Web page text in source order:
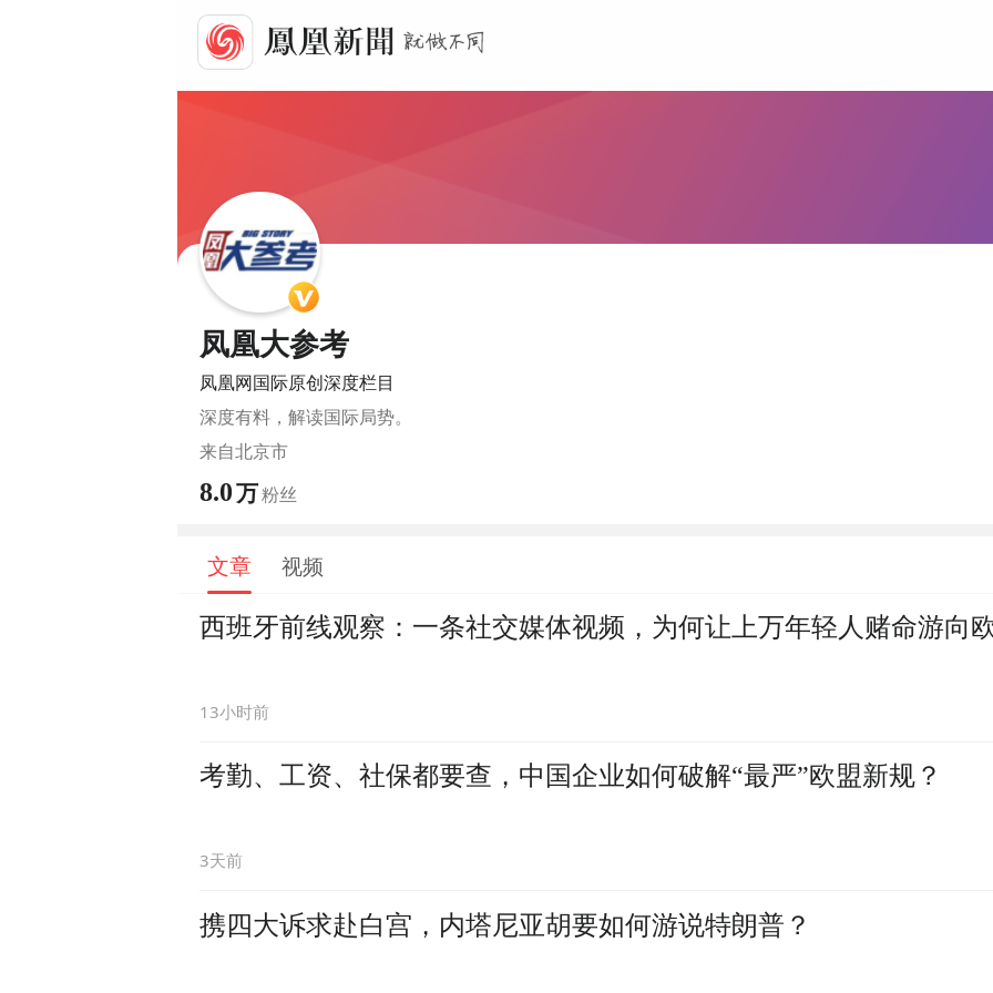
凤凰大参考
凤凰网国际原创深度栏目
深度有料，解读国际局势。
来自北京市
8.0万粉丝
文章 视频
西班牙前线观察：一条社交媒体视频，为何让上万年轻人赌命游向
13小时前
考勤、工资、社保都要查，中国企业如何破解“最严”欧盟新规？
3天前
携四大诉求赴白宫，内塔尼亚胡要如何游说特朗普？